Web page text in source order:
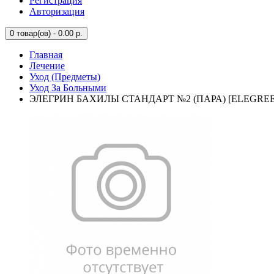
Авторизация
0 товар(ов) - 0.00 р.
Главная
Лечение
Уход (Предметы)
Уход За Больными
ЭЛЕГРИН БАХИЛЫ СТАНДАРТ №2 (ПАРА)